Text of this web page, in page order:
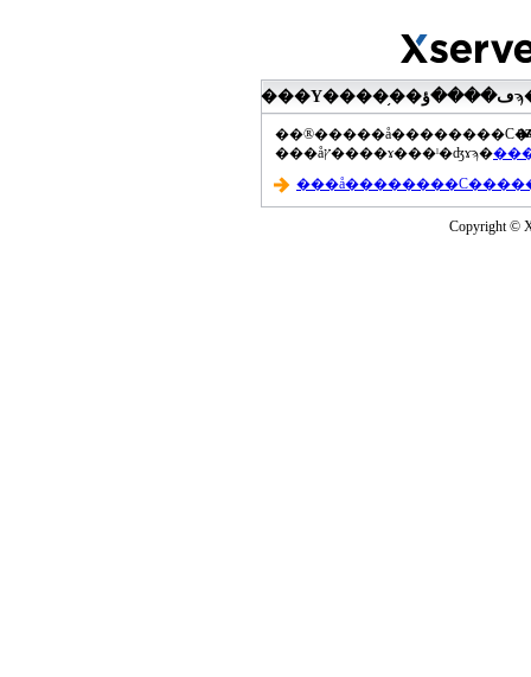
���Υ����֥��ڡ����ؤϡ��ޤ��ۡ���ڡ��������åץ����ɤ���Ƥ��ޤ���agua-
���åץ����ɤ���ˡ�ʤɤϡ�
Copyright ©